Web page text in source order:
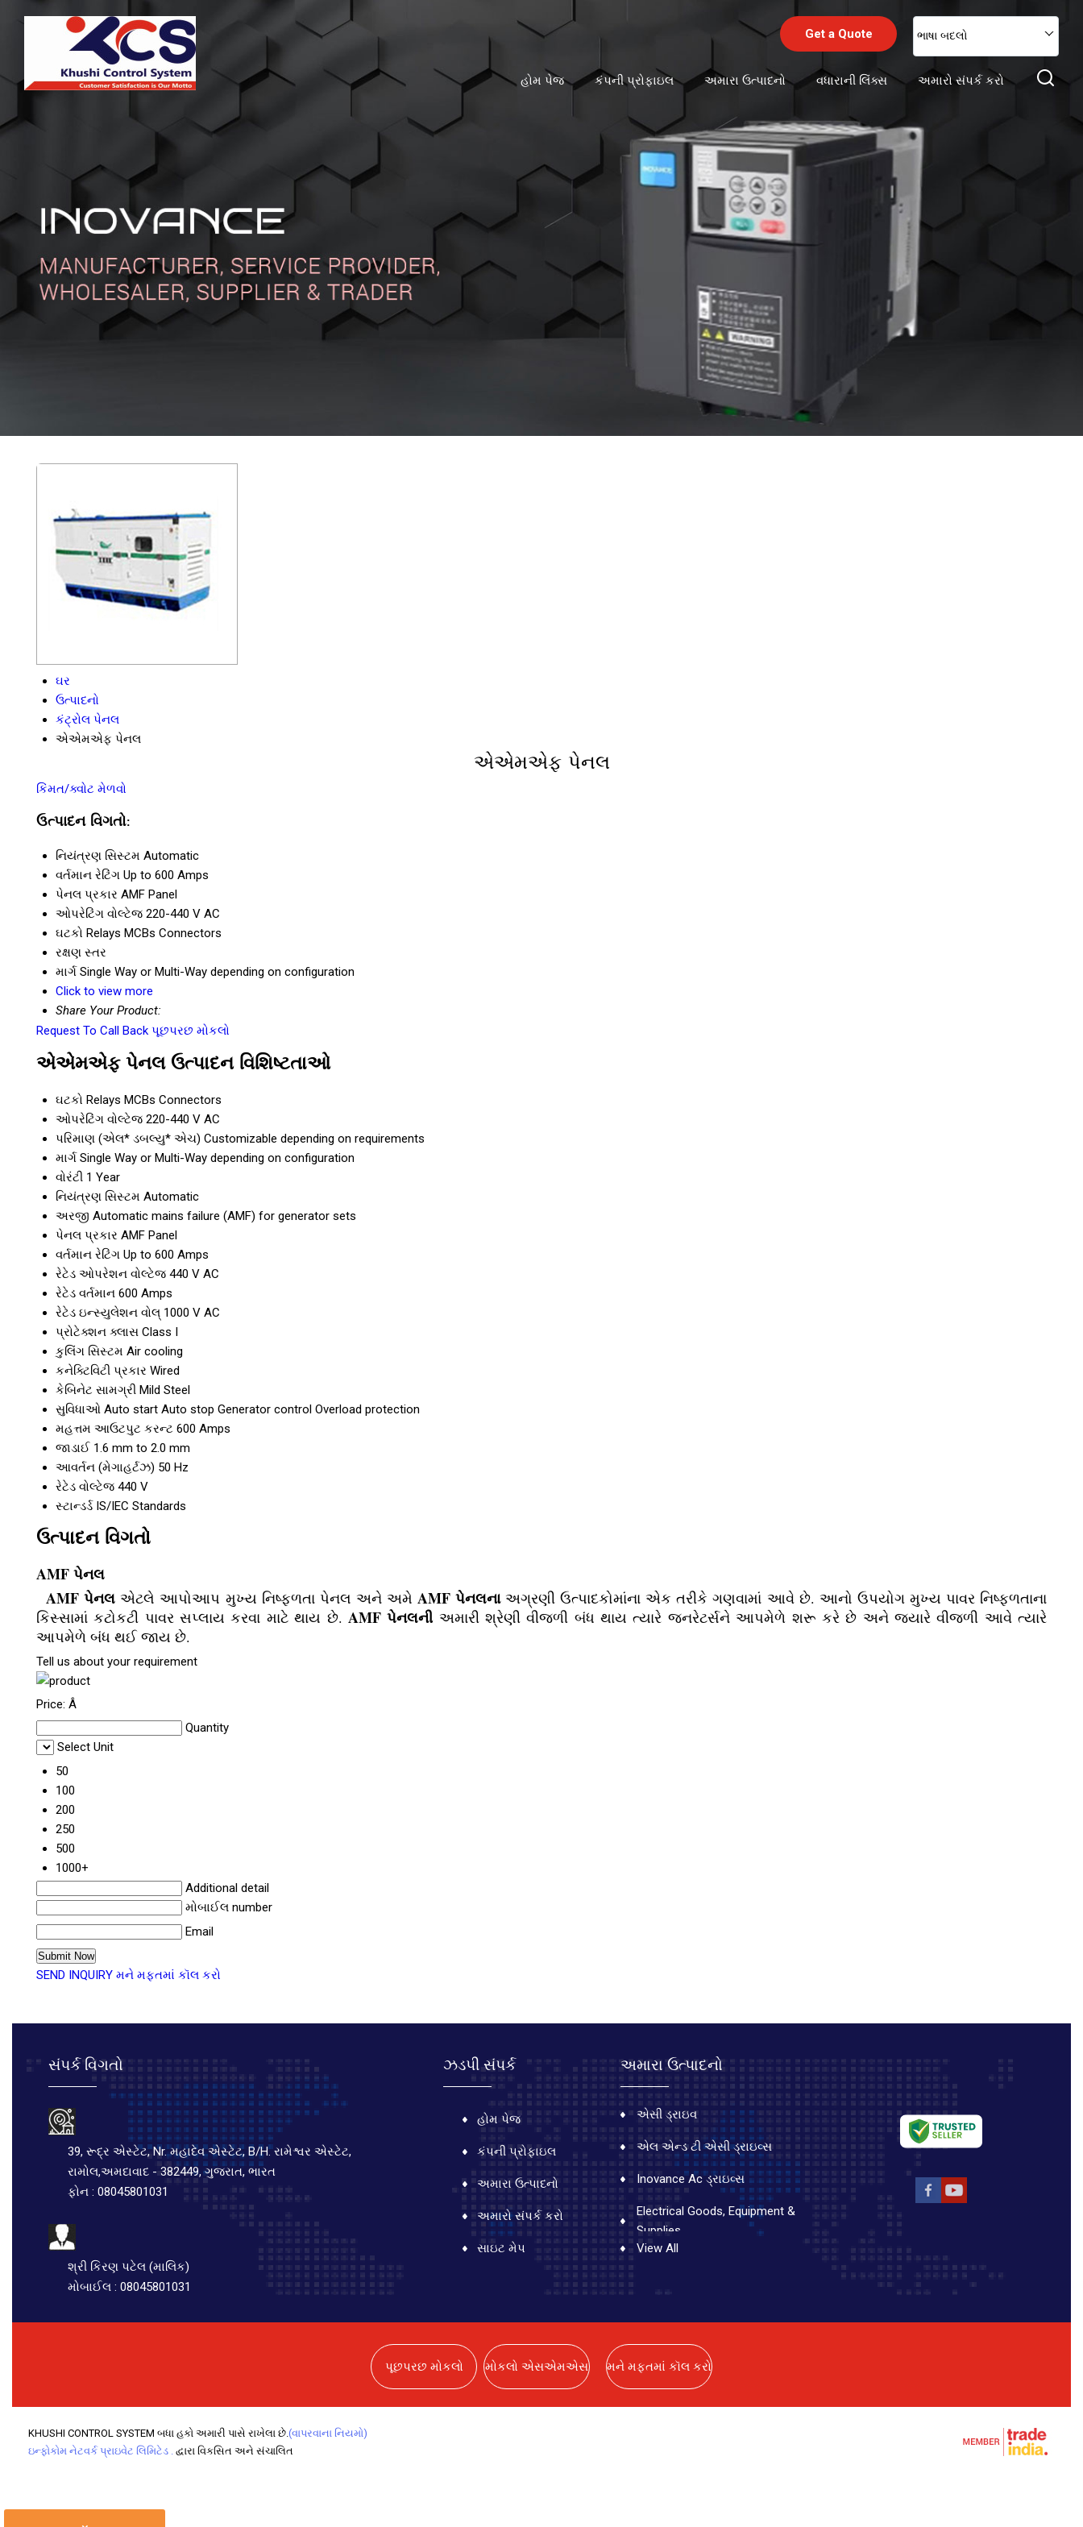
ભાષા બદલો
Get a Quote
હોમ પેજ કંપની પ્રોફાઇલ અમારા ઉત્પાદનો વધારાની લિંક્સ અમારો સંપર્ક કરો
ઘર
ઉત્પાદનો
કંટ્રોલ પેનલ
એએમએફ પેનલ
એએમએફ પેનલ
કિંમત/ક્વોટ મેળવો
ઉત્પાદન વિગતો:
નિયંત્રણ સિસ્ટમ Automatic
વર્તમાન રેટિંગ Up to 600 Amps
પેનલ પ્રકાર AMF Panel
ઓપરેટિંગ વોલ્ટેજ 220-440 V AC
ઘટકો Relays MCBs Connectors
રક્ષણ સ્તર
માર્ગ Single Way or Multi-Way depending on configuration
Click to view more
Share Your Product:
Request To Call Back પૂછપરછ મોકલો
એએમએફ પેનલ ઉત્પાદન વિશિષ્ટતાઓ
ઘટકો Relays MCBs Connectors
ઓપરેટિંગ વોલ્ટેજ 220-440 V AC
પરિમાણ (એલ* ડબલ્યુ* એચ) Customizable depending on requirements
માર્ગ Single Way or Multi-Way depending on configuration
વોરંટી 1 Year
નિયંત્રણ સિસ્ટમ Automatic
અરજી Automatic mains failure (AMF) for generator sets
પેનલ પ્રકાર AMF Panel
વર્તમાન રેટિંગ Up to 600 Amps
રેટેડ ઓપરેશન વોલ્ટેજ 440 V AC
રેટેડ વર્તમાન 600 Amps
રેટેડ ઇન્સ્યુલેશન વોલ્ 1000 V AC
પ્રોટેક્શન ક્લાસ Class I
કુલિંગ સિસ્ટમ Air cooling
કનેક્ટિવિટી પ્રકાર Wired
કેબિનેટ સામગ્રી Mild Steel
સુવિધાઓ Auto start Auto stop Generator control Overload protection
મહત્તમ આઉટપુટ કરન્ટ 600 Amps
જાડાઈ 1.6 mm to 2.0 mm
આવર્તન (મેગાહર્ટઝ) 50 Hz
રેટેડ વોલ્ટેજ 440 V
સ્ટાન્ડર્ડ IS/IEC Standards
ઉત્પાદન વિગતો
AMF પેનલ
AMF પેનલ એટલે આપોઆપ મુખ્ય નિષ્ફળતા પેનલ અને અમે AMF પેનલનાઅગ્રણી ઉત્પાદકોમાંના એક તરીકે ગણવામાં આવે છે. આનો ઉપયોગ મુખ્ય પાવર નિષ્ફળતાના
કિસ્સામાં કટોકટી પાવર સપ્લાય કરવા માટે થાય છે. AMF પેનલની અમારી શ્રેણી વીજળી બંધ થાય ત્યારે જનરેટર્સને આપમેળે શરૂ કરે છે અને જ્યારે વીજળી આવે ત્યારે
આપમેળે બંધ થઈ જાય છે.
Tell us about your requirement
Price: Â
Quantity
Select Unit
50
100
200
250
500
1000+
Additional detail
મોબાઈલ number
Email
SEND INQUIRY મને મફતમાં કૉલ કરો
સંપર્ક વિગતો
39, રૂદ્ર એસ્ટેટ, Nr. મહાદેવ એસ્ટેટ, B/H. રામેશ્વર એસ્ટેટ,
રામોલ,અમદાવાદ - 382449, ગુજરાત, ભારત
ફોન : 08045801031
શ્રી કિરણ પટેલ (માલિક)
મોબાઈલ : 08045801031
ઝડપી સંપર્ક
હોમ પેજ
કંપની પ્રોફાઇલ
અમારા ઉત્પાદનો
અમારો સંપર્ક કરો
સાઇટ મેપ
અમારા ઉત્પાદનો
એસી ડ્રાઇવ
એલ એન્ડ ટી એસી ડ્રાઇવ્સ
Inovance Ac ડ્રાઇવ્સ
Electrical Goods, Equipment &
Supplies
Electrical Goods, Equipment &
Supplies
View All
પૂછપરછ મોકલો મોકલો એસએમએસ મને મફતમાં કૉલ કરો
KHUSHI CONTROL SYSTEM બધા હકો અમારી પાસે રાખેલા છે. (વાપરવાના નિયમો)
ઇન્ફોકોમ નેટવર્ક પ્રાઇવેટ લિમિટેડ . દ્વારા વિકસિત અને સંચાલિત